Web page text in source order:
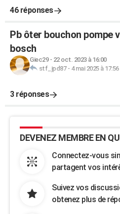
46 réponses
Pb ôter bouchon pompe
bosch
Giec29- 22 oct. 2023 à 16:00
stf_jpd87- 4 mai 2025 à 17:56
3 réponses
DEVENEZ MEMBRE EN
Connectez-vous
partagent vos
Suivez vos
obtenez plus de